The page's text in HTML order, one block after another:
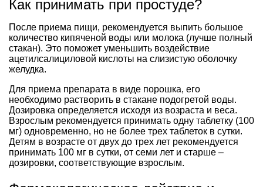
Как принимать при простуде?
После приема пищи, рекомендуется выпить большое
количество кипяченой воды или молока (лучше полный
стакан). Это поможет уменьшить воздействие
ацетилсалициловой кислоты на слизистую оболочку
желудка.
Для приема препарата в виде порошка, его
необходимо растворить в стакане подогретой воды.
Дозировка определяется исходя из возраста и веса.
Взрослым рекомендуется принимать одну таблетку (100
мг) одновременно, но не более трех таблеток в сутки.
Детям в возрасте от двух до трех лет рекомендуется
принимать 100 мг в сутки, от семи лет и старше –
дозировки, соответствующие взрослым.